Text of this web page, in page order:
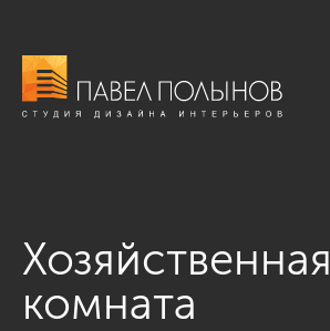
Хозяйственная
комната